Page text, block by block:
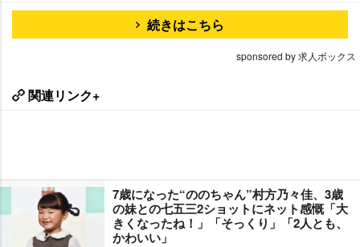
続きはこちら
sponsored by 求人ボックス
関連リンク+
7歳になった“ののちゃん”村方乃々佳、3歳
の妹との七五三2ショットにネット感慨「大
きくなったね！」「そっくり」「2人とも、
かわいい」